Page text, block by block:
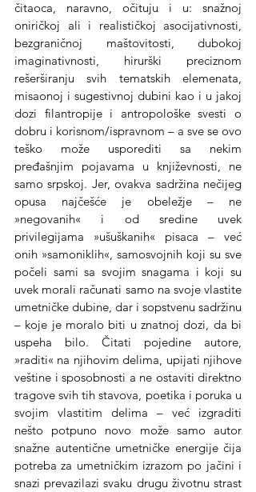
čitaoca, naravno, očituju i u: snažnoj
oniričkoj ali i realističkoj asocijativnosti,
bezgraničnoj maštovitosti, dubokoj
imaginativnosti, hirurški preciznom
rešerširanju svih tematskih elemenata,
misaonoj i sugestivnoj dubini kao i u jakoj
dozi filantropije i antropološke svesti o
dobru i korisnom/ispravnom – a sve se ovo
teško može usporediti sa nekim
pređašnjim pojavama u književnosti, ne
samo srpskoj. Jer, ovakva sadržina nečijeg
opusa najčešće je obeležje – ne
»negovanih« i od sredine uvek
privilegijama »ušuškanih« pisaca – već
onih »samoniklih«, samosvojnih koji su sve
počeli sami sa svojim snagama i koji su
uvek morali računati samo na svoje vlastite
umetničke dubine, dar i sopstvenu sadržinu
– koje je moralo biti u znatnoj dozi, da bi
uspeha bilo. Čitati pojedine autore,
»raditi« na njihovim delima, upijati njihove
veštine i sposobnosti a ne ostaviti direktno
tragove svih tih stavova, poetika i poruka u
svojim vlastitim delima – već izgraditi
nešto potpuno novo može samo autor
snažne autentične umetničke energije čija
potreba za umetničkim izrazom po jačini i
snazi prevazilazi svaku drugu životnu strast